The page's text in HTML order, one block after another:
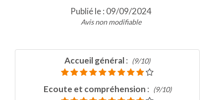
Publié le : 09/09/2024
Avis non modifiable
Accueil général: (9/10)
Ecoute et compréhension : (9/10)